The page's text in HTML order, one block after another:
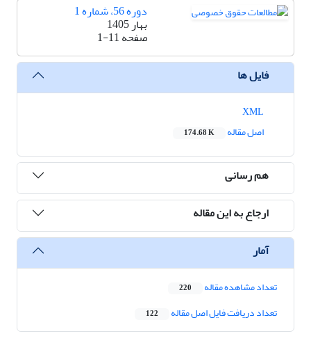
دوره 56، شماره 1
بهار 1405
صفحه1-11
فایل ها
اصل مقاله
174.68 K
هم رسانی
ارجاع به این مقاله
آمار
تعداد مشاهده مقاله 220
تعداد دریافت فایل اصل مقاله 122